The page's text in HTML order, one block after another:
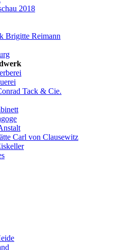
2018
Brigitte Reimann
Tack & Cie.
Carl von Clausewitz